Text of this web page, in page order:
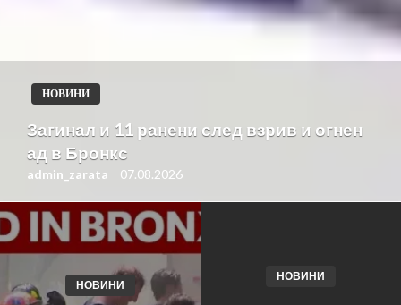
НОВИНИ
Загинал и 11 ранени след взрив и огнен
ад в Бронкс
admin_zarata 07.08.2026
НОВИНИ
НОВИНИ